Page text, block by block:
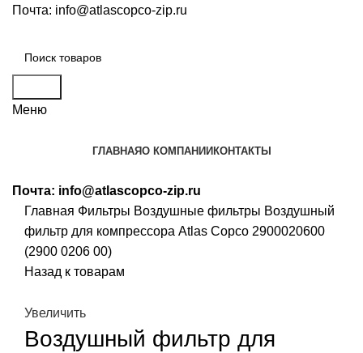
Почта: info@atlascopco-zip.ru
Меню
ГЛАВНАЯО КОМПАНИИ КОНТАКТЫ
Почта: info@atlascopco-zip.ru
Главная Фильтры Воздушные фильтры Воздушный
фильтр для компрессора Atlas Copco 2900020600
(2900 0206 00)
Назад к товарам
Увеличить
Воздушный фильтр для